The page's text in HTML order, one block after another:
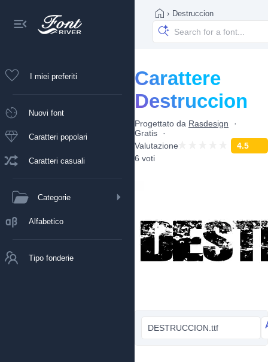
I miei preferiti
Nuovi font
Caratteri popolari
Caratteri casuali
Categorie
Alfabetico
Tipo fonderie
› Destruccion
Carattere
Destruccion
Progettato da Rasdesign
Gratis
Valutazione
4.5
6 voti
DESTRUCCION.ttf